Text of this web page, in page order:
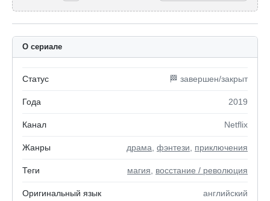
О сериале
Статус 🏁 завершен/закрыт
Года 2019
Канал Netflix
Жанры драма фэнтези приключения
Теги магия восстание / революция
Оригинальный язык английский